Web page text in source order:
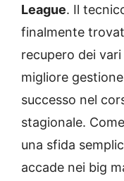
League. Il
finalmente
recupero dei
migliore
successo nel
stagionale.
una sfida
accade nei big